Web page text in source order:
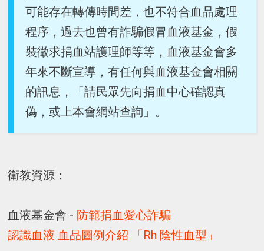
可能存在轉傳時間差，也不符合血品處理
程序，過去也曾有詐騙假冒血液基金，假
裝徵求捐血站護理師等等，血液基金會多
年來不斷宣導，有任何與血液基金會相關
的訊息，「請民眾先向捐血中心確認真
偽，或上本會網站查詢」。
衛教資源：
血液基金會 - 防範捐血愛心詐騙
認識血液 血品圖例介紹 「Rh 陰性血型」